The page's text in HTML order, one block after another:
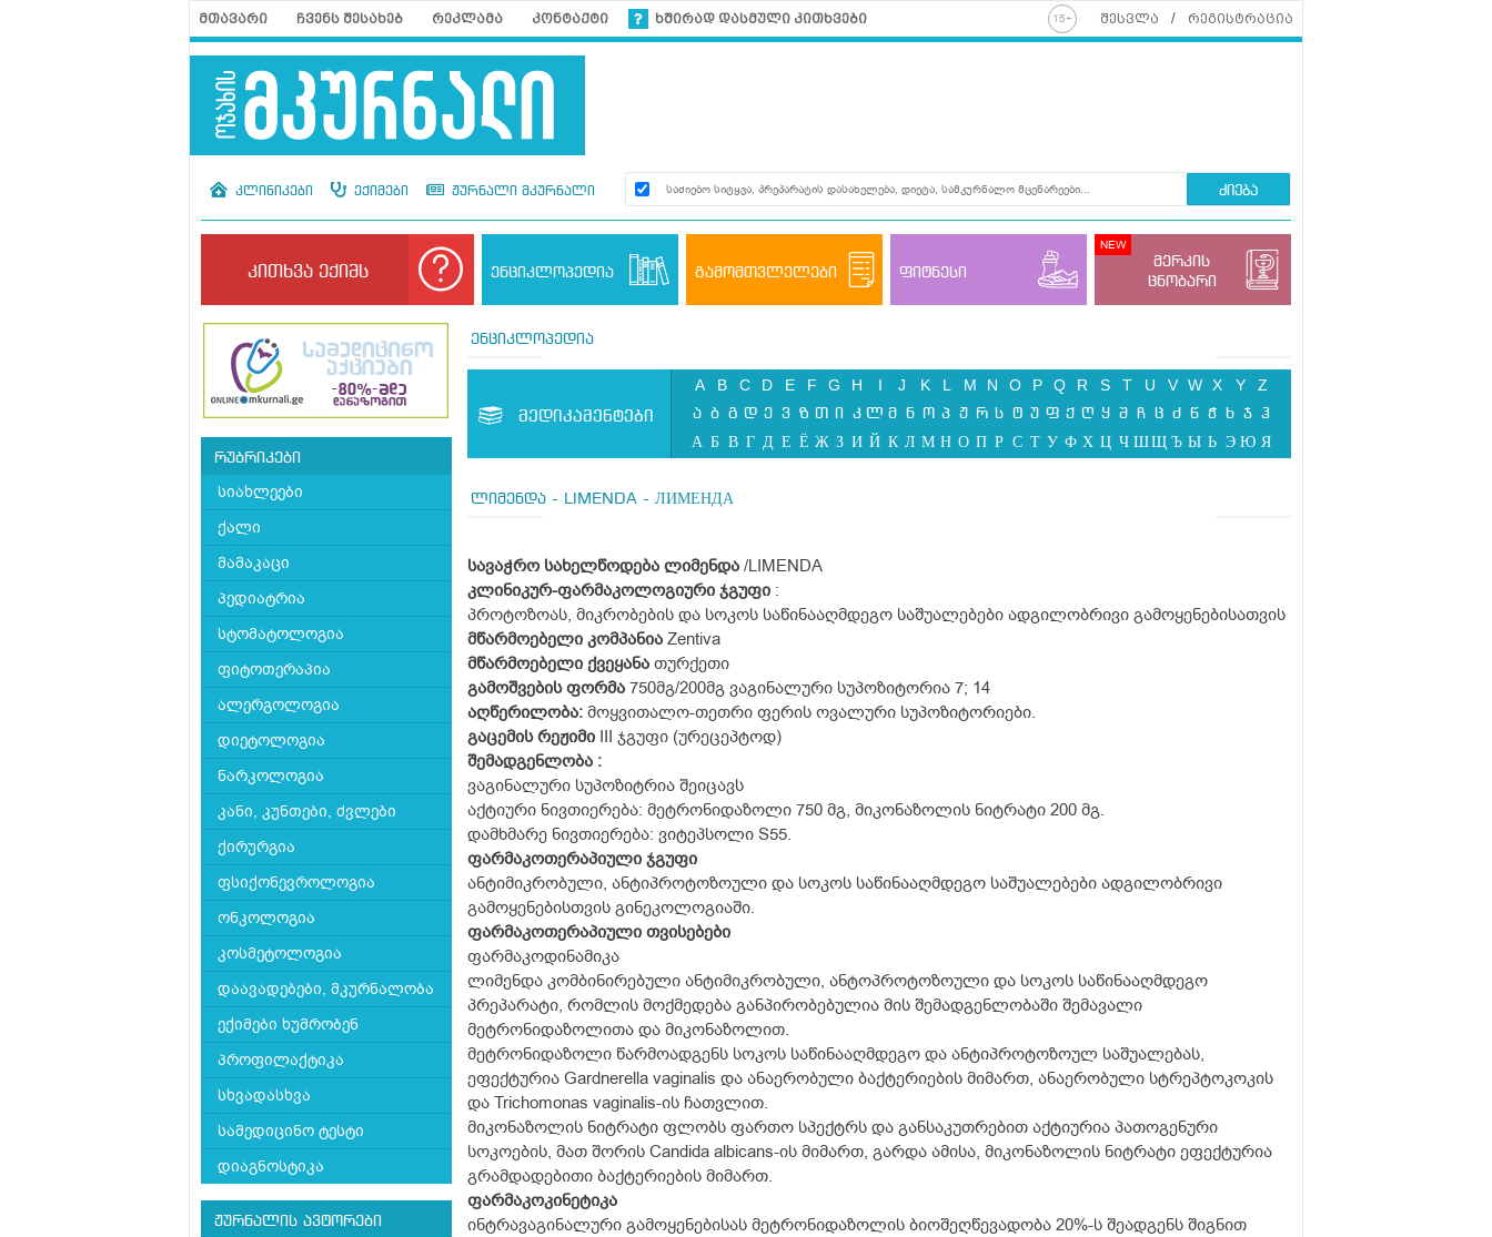
მთავარი ჩვენს შესახებ რეკლამა კონტაქტი ხშირად დასმული კითხვები შესვლა რეგისტრაცია
კლინიკები ექიმები ჟურნალი მკურნალი ძიება
კითხვა ექიმს ენციკლოპედია გამომთვლელები ფიტნესი
მერკის
ცნობარი
რუბრიკები
სიახლეები
ქალი
მამაკაცი
პედიატრია
სტომატოლოგია
ფიტოთერაპია
ალერგოლოგია
დიეტოლოგია
ნარკოლოგია
კანი, კუნთები, ძვლები
ქირურგია
ფსიქონევროლოგია
ონკოლოგია
კოსმეტოლოგია
დაავადებები, მკურნალობა
ექიმები ხუმრობენ
პროფილაქტიკა
სხვადასხვა
სამედიცინო ტესტი
დიაგნოსტიკა
ჟურნალის ავტორები
ენციკლოპედია
მედიკამენტები
A B C D E F G H I J K L M N O P Q R S T U V W X Y Z
ა ბ გ დ ე ვ ზ თ ი კ ლ მ ნ ო პ ჟ რ ს ტ უ ფ ქ ღ ყ შ ჩ ც ძ წ ჭ ხ ჯ ჰ
А Б В Г Д Е Ё Ж З И Й К Л М Н О П Р С Т У Ф Х Ц Ч ШЩ Ъ Ы Ь Э Ю Я
ლიმენდა - LIMENDA - ЛИМЕНДА
სავაჭრო სახელწოდება ლიმენდა /LIMENDA
კლინიკურ-ფარმაკოლოგიური ჯგუფი :
პროტოზოას, მიკრობების და სოკოს საწინააღმდეგო საშუალებები ადგილობრივი გამოყენებისათვის
მწარმოებელი კომპანია Zentiva
მწარმოებელი ქვეყანა თურქეთი
გამოშვების ფორმა 750მგ/200მგ ვაგინალური სუპოზიტორია 7; 14
აღწერილობა: მოყვითალო-თეთრი ფერის ოვალური სუპოზიტორიები.
გაცემის რეჟიმი III ჯგუფი (ურეცეპტოდ)
შემადგენლობა :
ვაგინალური სუპოზიტრია შეიცავს
აქტიური ნივთიერება: მეტრონიდაზოლი 750 მგ, მიკონაზოლის ნიტრატი 200 მგ.
დამხმარე ნივთიერება: ვიტეპსოლი S55.
ფარმაკოთერაპიული ჯგუფი
ანტიმიკრობული, ანტიპროტოზოული და სოკოს საწინააღმდეგო საშუალებები ადგილობრივი
გამოყენებისთვის გინეკოლოგიაში.
ფარმაკოთერაპიული თვისებები
ფარმაკოდინამიკა
ლიმენდა კომბინირებული ანტიმიკრობული, ანტოპროტოზოული და სოკოს საწინააღმდეგო
პრეპარატი, რომლის მოქმედება განპირობებულია მის შემადგენლობაში შემავალი
მეტრონიდაზოლითა და მიკონაზოლით.
მეტრონიდაზოლი წარმოადგენს სოკოს საწინააღმდეგო და ანტიპროტოზოულ საშუალებას,
ეფექტურია Gardnerella vaginalis და ანაერობული ბაქტერიების მიმართ, ანაერობული სტრეპტოკოკის
და Trichomonas vaginalis-ის ჩათვლით.
მიკონაზოლის ნიტრატი ფლობს ფართო სპექტრს და განსაკუთრებით აქტიურია პათოგენური
სოკოების, მათ შორის Candida albicans-ის მიმართ, გარდა ამისა, მიკონაზოლის ნიტრატი ეფექტურია
გრამდადებითი ბაქტერიების მიმართ.
ფარმაკოკინეტიკა
ინტრავაგინალური გამოყენებისას მეტრონიდაზოლის ბიოშეღწევადობა 20%-ს შეადგენს შიგნით